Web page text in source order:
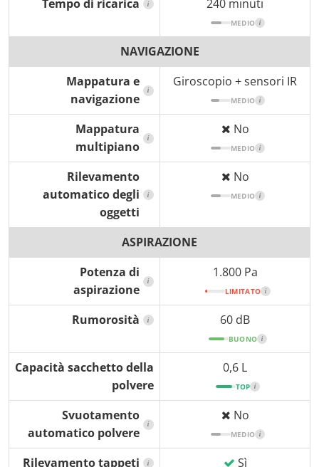
Tempo di ricarica i 240 minuti
MEDIO i
NAVIGAZIONE
Mappatura e
navigazione
i
Giroscopio + sensori IR
MEDIO i
Mappatura
multipiano
i
No
MEDIO i
Rilevamento
automatico degli
oggetti
i
No
MEDIO i
ASPIRAZIONE
Potenza di
aspirazione
i
1.800 Pa
LIMITATO i
Rumorosità i 60 dB
BUONO i
Capacità sacchetto della
polvere
0,6 L
TOP i
Svuotamento
automatico polvere
i
No
MEDIO i
Rilevamento tappeti i Sì